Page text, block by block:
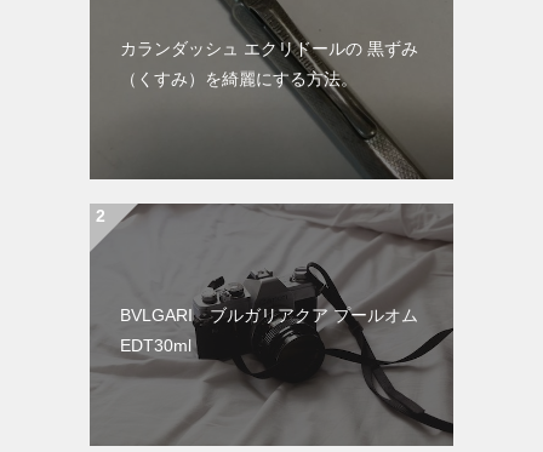
カランダッシュ エクリドールの 黒ずみ
（くすみ）を綺麗にする方法。
BVLGARI ブルガリアクア プールオム
EDT30ml